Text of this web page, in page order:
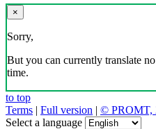
×
Sorry,
But you can currently translate
time.
to top
Terms | Full version | © PROMT,
Select a language